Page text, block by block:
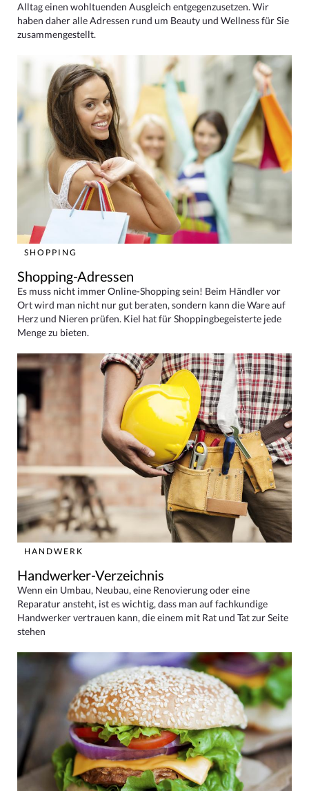
Alltag einen wohltuenden Ausgleich entgegenzusetzen. Wir
haben daher alle Adressen rund um Beauty und Wellness für Sie
zusammengestellt.
SHOPPING
Shopping-Adressen
Es muss nicht immer Online-Shopping sein! Beim Händler vor
Ort wird man nicht nur gut beraten, sondern kann die Ware auf
Herz und Nieren prüfen. Kiel hat für Shoppingbegeisterte jede
Menge zu bieten.
HANDWERK
Handwerker-Verzeichnis
Wenn ein Umbau, Neubau, eine Renovierung oder eine
Reparatur ansteht, ist es wichtig, dass man auf fachkundige
Handwerker vertrauen kann, die einem mit Rat und Tat zur Seite
stehen